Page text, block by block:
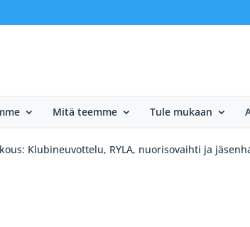
Mitä teemme Tule mukaan
Klubineuvottelu, RYLA, nuorisovaihti ja